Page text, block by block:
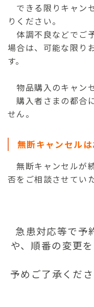
できる限りキャン
りください。
体調不良などでご
場合は、可能な限り
す。
物品購入のキャン
購入者さまの都合
せん。
無断キャンセル
無断キャンセルが
否をご相談させてい
急患対応等で予
や、順番の変更
予めご了承くだ